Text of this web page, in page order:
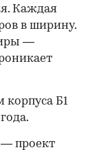
Каждая
в ширину.
—
Б1
— проект